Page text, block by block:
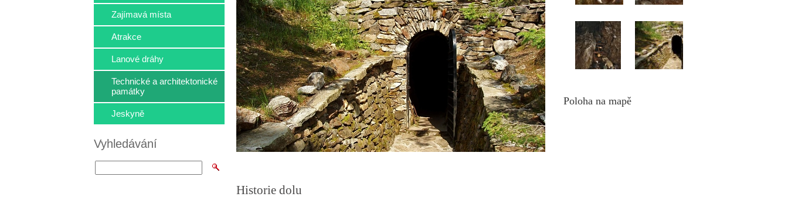
Poloha na mapě
Historie dolu
Zajímavá místa
Atrakce
Lanové dráhy
Technické a architektonické
památky
Jeskyně
Vyhledávání